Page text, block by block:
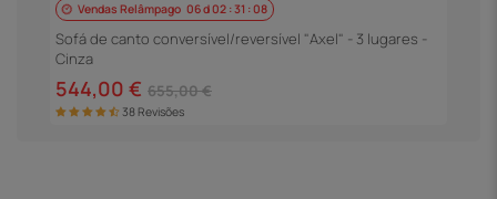
Vendas Relâmpago 06d02 :31 :07
Sofá de canto conversível/reversível "Axel" - 3 lugares -
Cinza
544,00 € 655,00 €
38 Revisões